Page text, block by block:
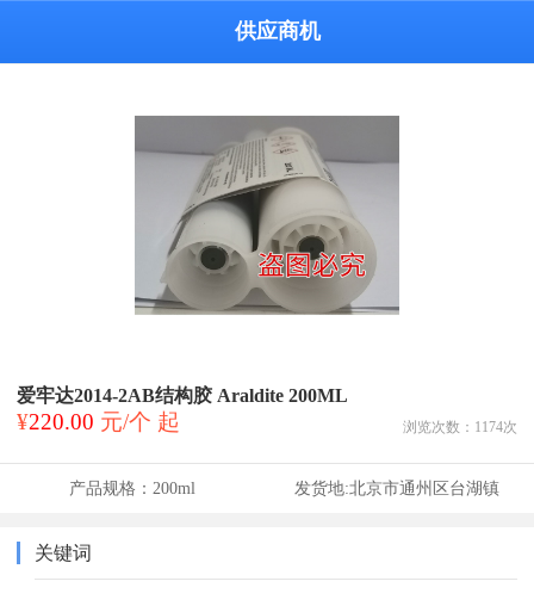
供应商机
爱牢达2014-2AB结构胶 Araldite 200ML
¥220.00 元/个 起 浏览次数： 1174次
产品规格： 200ml 发货地:北京市通州区台湖镇
关键词